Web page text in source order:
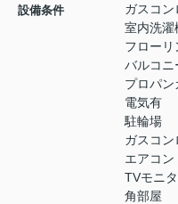
設備条件
ガスコ
室内洗濯
フローリ
バルコニ
プロパン
電気有
駐輪場
ガスコン
エアコン
TVモニ
角部屋